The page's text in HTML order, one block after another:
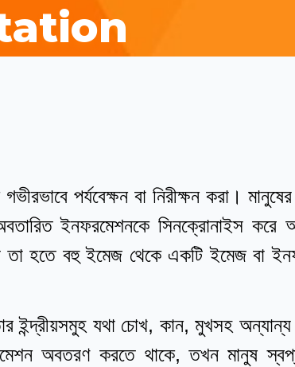
পর্যবেক্ষন বা নিরীক্ষন করা।
ইনফরমেশনকে সিনক্রোনাইস করে
হতে বহু ইমেজ থেকে একটি ইমেজ বা
ইন্দ্রীয়সমুহ যথা চোখ, কান, মুখসহ
অবতরণ করতে থাকে, তখন মানুষ